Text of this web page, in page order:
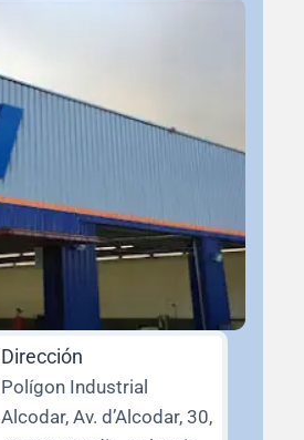
Dirección
Polígon Industrial
Alcodar, Av. d’Alcodar, 30,